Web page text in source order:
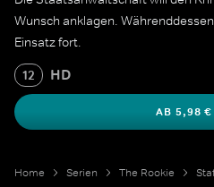
Wunsch anklagen.
Einsatz fort.
12 HD
AB 5,98
Home Serien The Rookie